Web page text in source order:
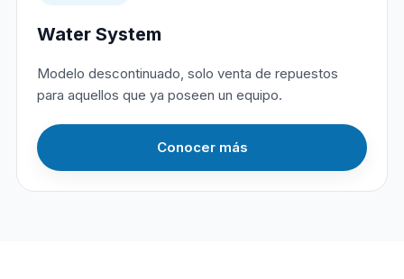
Water System
Modelo descontinuado, solo venta de repuestos
para aquellos que ya poseen un equipo.
Conocer más